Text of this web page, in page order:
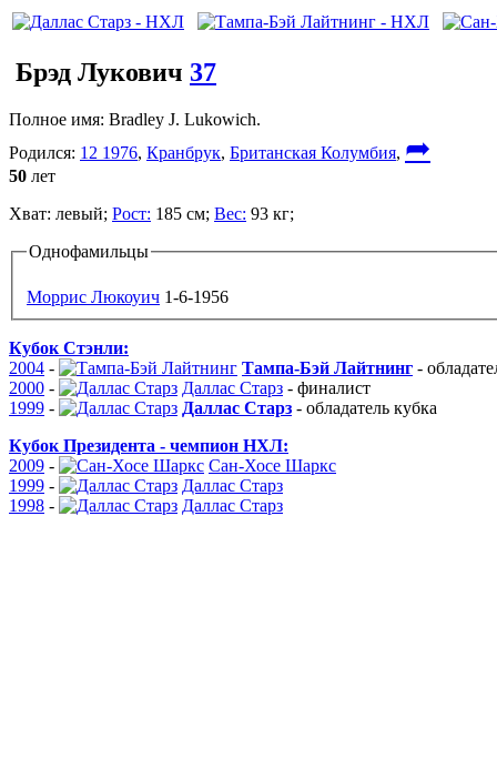
Брэд Лукович 37
Полное имя: Bradley J. Lukowich.
Родился: 12 1976, Кранбрук, Британская Колумбия, ➦
50 лет
Хват: левый; Рост: 185 см; Вес: 93 кг;
Однофамильцы
Моррис Люкоуич 1-6-1956
Кубок Стэнли:
2004 - Тампа-Бэй Лайтнинг -
2000 - Даллас Старз - финалист
1999 - Даллас Старз - обладатель кубка
Кубок Президента - чемпион НХЛ:
2009 -
Сан-Хосе Шаркс
1999 -
Даллас Старз
1998 - Даллас Старз